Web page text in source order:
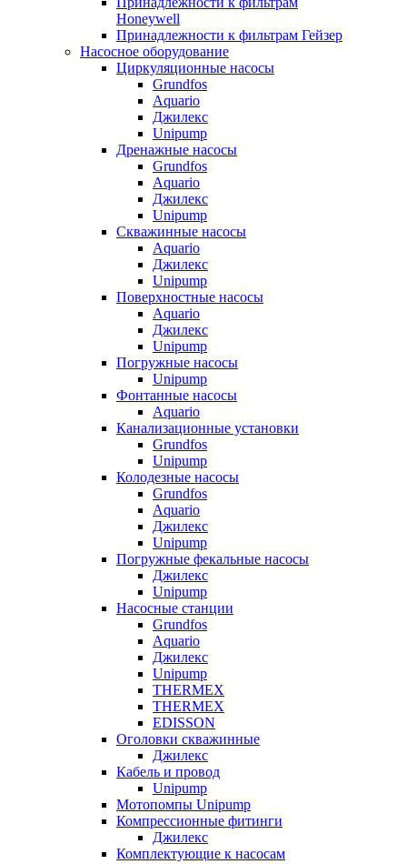
Honeywell
Принадлежности к фильтрам Гейзер
Насосное оборудование
Циркуляционные насосы
Grundfos
Aquario
Джилекс
Unipump
Дренажные насосы
Grundfos
Aquario
Джилекс
Unipump
Скважинные насосы
Aquario
Джилекс
Unipump
Поверхностные насосы
Aquario
Джилекс
Unipump
Погружные насосы
Unipump
Фонтанные насосы
Aquario
Канализационные установки
Grundfos
Unipump
Колодезные насосы
Grundfos
Aquario
Джилекс
Unipump
Погружные фекальные насосы
Джилекс
Unipump
Насосные станции
Grundfos
Aquario
Джилекс
Unipump
THERMEX
THERMEX
EDISSON
Оголовки скважинные
Джилекс
Кабель и провод
Unipump
Мотопомпы Unipump
Компрессионные фитинги
Джилекс
Комплектующие к насосам